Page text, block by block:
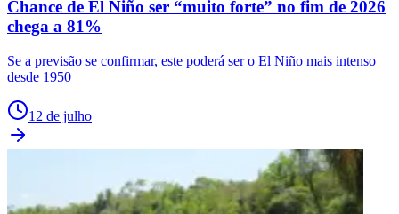
Chance de El Niño ser “muito forte” no fim de 2026
chega a 81%
Se a previsão se confirmar, este poderá ser o El Niño mais intenso
desde 1950
12 de julho